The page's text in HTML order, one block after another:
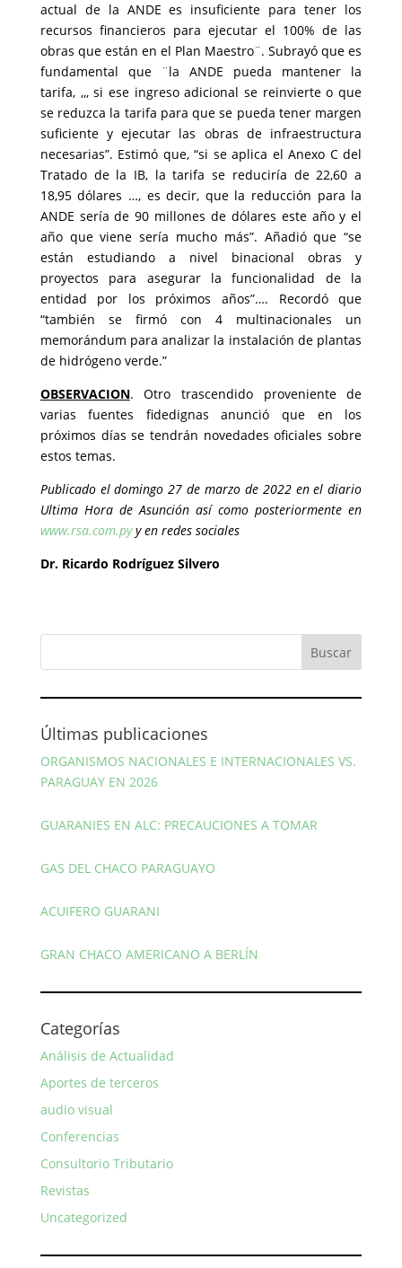
actual de la ANDE es insuficiente para tener los
recursos financieros para ejecutar el 100% de las
obras que están en el Plan Maestro¨. Subrayó que es
fundamental que ¨la ANDE pueda mantener la
tarifa, ,,, si ese ingreso adicional se reinvierte o que
se reduzca la tarifa para que se pueda tener margen
suficiente y ejecutar las obras de infraestructura
necesarias”. Estimó que, “si se aplica el Anexo C del
Tratado de la IB, la tarifa se reduciría de 22,60 a
18,95 dólares …, es decir, que la reducción para la
ANDE sería de 90 millones de dólares este año y el
año que viene sería mucho más”. Añadió que “se
están estudiando a nivel binacional obras y
proyectos para asegurar la funcionalidad de la
entidad por los próximos años”…. Recordó que
“también se firmó con 4 multinacionales un
memorándum para analizar la instalación de plantas
de hidrógeno verde.”
OBSERVACION. Otro trascendido proveniente de
varias fuentes fidedignas anunció que en los
próximos días se tendrán novedades oficiales sobre
estos temas.
Publicado el domingo 27 de marzo de 2022 en el diario
Ultima Hora de Asunción así como posteriormente en
www.rsa.com.pyy en redes sociales
Dr. Ricardo Rodríguez Silvero
Últimas publicaciones
ORGANISMOS NACIONALES E INTERNACIONALES VS.
PARAGUAY EN 2026
GUARANIES EN ALC: PRECAUCIONES A TOMAR
GAS DEL CHACO PARAGUAYO
ACUIFERO GUARANI
GRAN CHACO AMERICANO A BERLÍN
Categorías
Análisis de Actualidad
Aportes de terceros
audio visual
Conferencias
Consultorio Tributario
Revistas
Uncategorized